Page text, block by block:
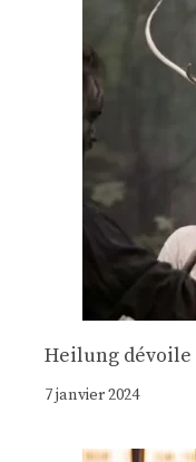
Heilung dévoile
7 janvier 2024